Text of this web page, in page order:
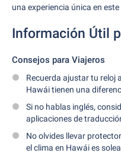
una experiencia única en
Información Útil
Consejos para Viajeros
Recuerda ajustar tu reloj
Hawái tienen una
Si no hablas inglés,
aplicaciones de
No olvides llevar
el clima en Hawái es